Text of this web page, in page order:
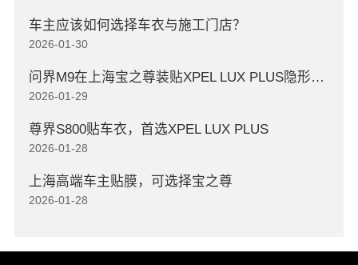
车主应该如何选择车衣与施工门店？
2026-01-30
问界M9在上海宝之尊装贴XPEL LUX PLUS隐形车衣
2026-01-29
尊界S800贴车衣，首选XPEL LUX PLUS
2026-01-28
上海高端车主贴膜，可选择宝之尊
2026-01-28